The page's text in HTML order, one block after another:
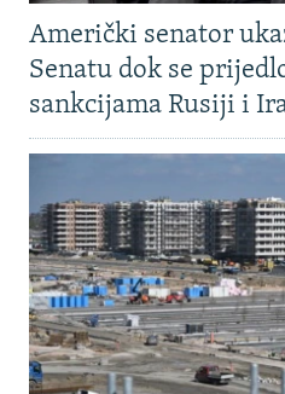
Američki senator
Senatu dok se
sankcijama Rusiji i